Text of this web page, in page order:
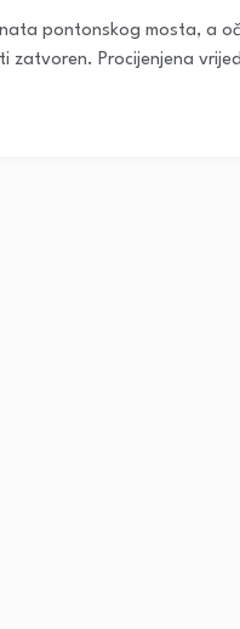
pontonskog mosta, a
zatvoren. Procijenjena